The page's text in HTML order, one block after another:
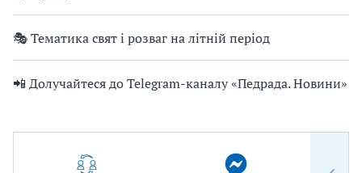
🎭 Тематика свят і розваг на літній період
📲 Долучайтеся до Telegram-каналу «Педрада. Новини»